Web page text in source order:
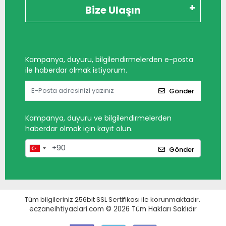
Bize Ulaşın
Kampanya, duyuru, bilgilendirmelerden e-posta
ile haberdar olmak istiyorum.
Gönder
Kampanya, duyuru ve bilgilendirmelerden
haberdar olmak için kayıt olun.
Gönder
Tüm bilgileriniz 256bit SSL Sertifikası ile korunmaktadır.
eczaneihtiyaclari.com © 2026 Tüm Hakları Saklıdır